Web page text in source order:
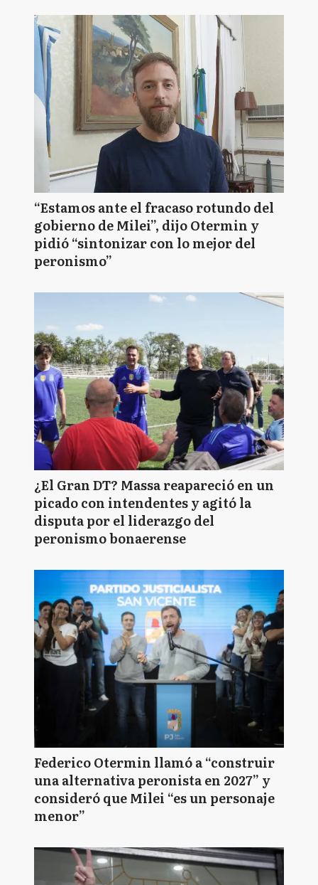
“Estamos ante el fracaso rotundo del
gobierno de Milei”, dijo Otermin y
pidió “sintonizar con lo mejor del
peronismo”
¿El Gran DT? Massa reapareció en un
picado con intendentes y agitó la
disputa por el liderazgo del
peronismo bonaerense
Federico Otermin llamó a “construir
una alternativa peronista en 2027” y
consideró que Milei “es un personaje
menor”